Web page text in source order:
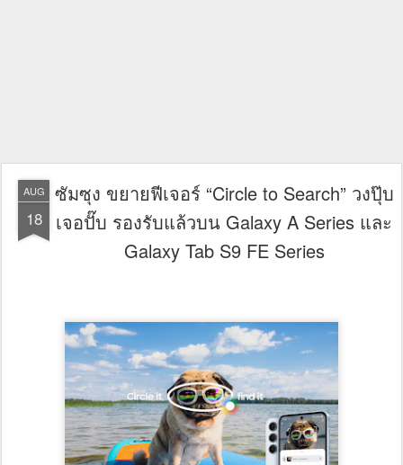
AUG
18
ซัมซุง ขยายฟีเจอร์ “Circle to Search” วงปุ๊บ
เจอปั๊บ รองรับแล้วบน Galaxy A Series และ
Galaxy Tab S9 FE Series